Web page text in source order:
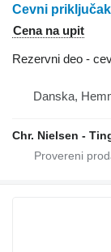
Cena na upit
Rezervni deo -
Danska,
Chr. Nielsen -